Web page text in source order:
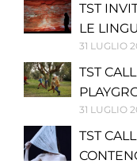
TST
LE
31 LUGLIO
TST
31 LUGLIO
TST